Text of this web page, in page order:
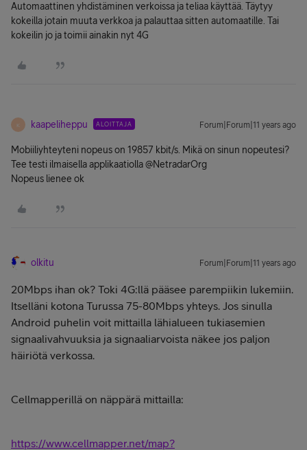
Automaattinen yhdistäminen verkoissa ja teliaa käyttää. Täytyy
kokeilla jotain muuta verkkoa ja palauttaa sitten automaatille. Tai
kokeilin jo ja toimii ainakin nyt 4G
K kaapeliheppu ALOITTAJA Forum|Forum|11 years ago
Mobiiliyhteyteni nopeus on 19857 kbit/s. Mikä on sinun nopeutesi?
Tee testi ilmaisella applikaatiolla @NetradarOrg
Nopeus lienee ok
olkitu Forum|Forum|11 years ago
20Mbps ihan ok? Toki 4G:llä pääsee parempiikin lukemiin.
Itselläni kotona Turussa 75-80Mbps yhteys. Jos sinulla
Android puhelin voit mittailla lähialueen tukiasemien
signaalivahvuuksia ja signaaliarvoista näkee jos paljon
häiriötä verkossa.
Cellmapperillä on näppärä mittailla:
https://www.cellmapper.net/map?